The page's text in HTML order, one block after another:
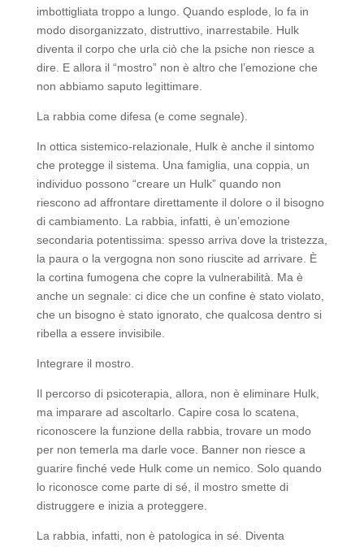
imbottigliata troppo a lungo. Quando esplode, lo fa in
modo disorganizzato, distruttivo, inarrestabile. Hulk
diventa il corpo che urla ciò che la psiche non riesce a
dire. E allora il “mostro” non è altro che l’emozione che
non abbiamo saputo legittimare.
La rabbia come difesa (e come segnale).
In ottica sistemico-relazionale, Hulk è anche il sintomo
che protegge il sistema. Una famiglia, una coppia, un
individuo possono “creare un Hulk” quando non
riescono ad affrontare direttamente il dolore o il bisogno
di cambiamento. La rabbia, infatti, è un’emozione
secondaria potentissima: spesso arriva dove la tristezza,
la paura o la vergogna non sono riuscite ad arrivare. È
la cortina fumogena che copre la vulnerabilità. Ma è
anche un segnale: ci dice che un confine è stato violato,
che un bisogno è stato ignorato, che qualcosa dentro si
ribella a essere invisibile.
Integrare il mostro.
Il percorso di psicoterapia, allora, non è eliminare Hulk,
ma imparare ad ascoltarlo. Capire cosa lo scatena,
riconoscere la funzione della rabbia, trovare un modo
per non temerla ma darle voce. Banner non riesce a
guarire finché vede Hulk come un nemico. Solo quando
lo riconosce come parte di sé, il mostro smette di
distruggere e inizia a proteggere.
La rabbia, infatti, non è patologica in sé. Diventa